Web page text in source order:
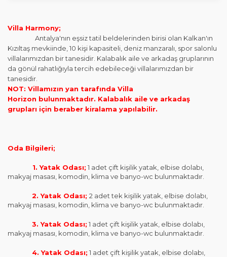
Villa Harmony;
Antalya'nın eşsiz tatil beldelerinden birisi olan Kalkan'ın
Kızıltaş mevkiinde, 10 kişi kapasiteli, deniz manzaralı, spor salonlu
villalarımızdan bir tanesidir. Kalabalık aile ve arkadaş gruplarının
da gönül rahatlığıyla tercih edebileceği villalarımızdan bir
tanesidir.
NOT: Villamızın yan tarafında Villa
Horizon bulunmaktadır. Kalabalık aile ve arkadaş
grupları için beraber kiralama yapılabilir.
Oda Bilgileri;
1. Yatak Odası; 1 adet çift kişilik yatak, elbise dolabı,
makyaj masası, komodin, klima ve banyo-wc bulunmaktadır.
2. Yatak Odası; 2 adet tek kişilik yatak, elbise dolabı,
makyaj masası, komodin, klima ve banyo-wc bulunmaktadır.
3. Yatak Odası; 1 adet çift kişilik yatak, elbise dolabı,
makyaj masası, komodin, klima ve banyo-wc bulunmaktadır.
4. Yatak Odası; 1 adet çift kişilik yatak, elbise dolabı,